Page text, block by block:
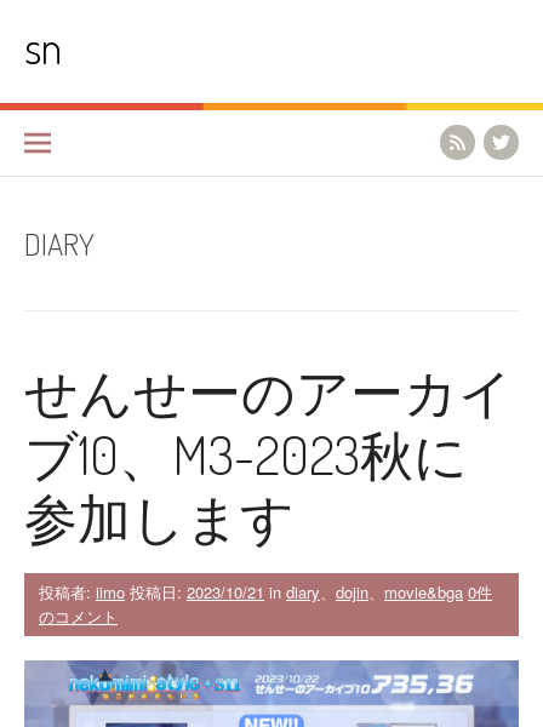
ツ
キ
sn
DIARY
せんせーのアーカイ
ブ10、M3-2023秋に
参加します
投稿者: iimo 投稿日: 2023/10/21 in diary、 dojin、 movie&bga 0件
のコメント